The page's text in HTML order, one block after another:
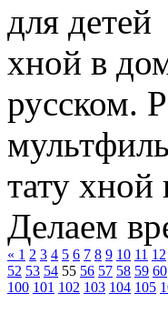
хной в
русском.
тату
Делаем
« 1 2 3 4 5 6 7 8 9 10 11 12
52 53 54 55 56 57 58 59 60
100 101 102 103 104 105